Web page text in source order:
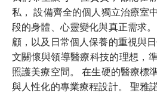
私， 設備齊全的個人獨立治療室
段的身體、心靈變化與真正需求
顧，以及日常個人保養的重視與
文關懷與領導醫療科技的理想，
照護美療空間。 在生硬的醫療標
與人性化的專業療程設計。 聖雅